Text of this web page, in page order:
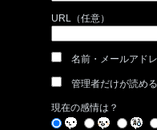
URL（任意）
名前・メールアド
管理者だけが読め
現在の感情は？